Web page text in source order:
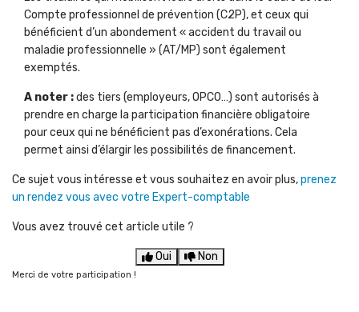
Compte professionnel de prévention (C2P), et ceux qui
bénéficient d’un abondement « accident du travail ou
maladie professionnelle » (AT/MP) sont également
exemptés.
A noter :des tiers (employeurs, OPCO…) sont autorisés à
prendre en charge la participation financière obligatoire
pour ceux qui ne bénéficient pas d’exonérations. Cela
permet ainsi d’élargir les possibilités de financement.
Ce sujet vous intéresse et vous souhaitez en avoir plus,prenez
un rendez vous avec votre Expert-comptable
Vous avez trouvé cet article utile ?
Oui Non
Merci de votre participation !